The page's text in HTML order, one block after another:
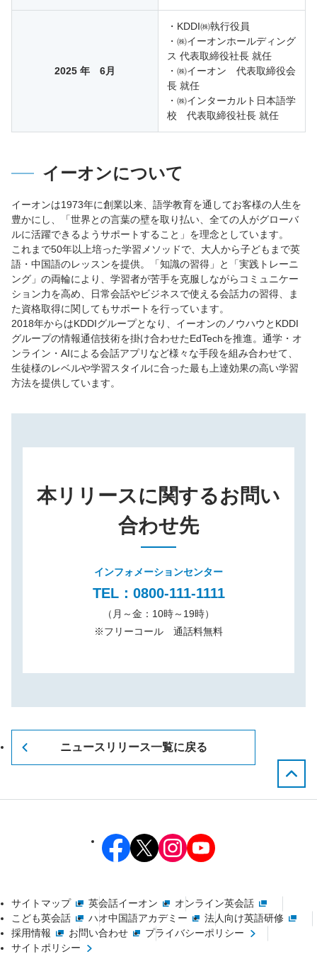
2025 年 6月
・KDDI㈱執行役員
・㈱イーオンホールディング
ス 代表取締役社長 就任
・㈱イーオン 代表取締役会
長 就任
・㈱インターカルト日本語学
校 代表取締役社長 就任
イーオンについて
イーオンは1973年に創業以来、語学教育を通してお客様の人生を
豊かにし、「世界との言葉の壁を取り払い、全ての人がグローバ
ルに活躍できるようサポートすること」を理念としています。
これまで50年以上培った学習メソッドで、大人から子どもまで英
語・中国語のレッスンを提供。「知識の習得」と「実践トレーニ
ング」の両輪により、学習者が苦手を克服しながらコミュニケー
ション力を高め、日常会話やビジネスで使える会話力の習得、ま
た資格取得に関してもサポートを行っています。
2018年からはKDDIグループとなり、イーオンのノウハウとKDDI
グループの情報通信技術を掛け合わせたEdTechを推進。通学・オ
ンライン・AIによる会話アプリなど様々な手段を組み合わせて、
生徒様のレベルや学習スタイルに合った最も上達効果の高い学習
方法を提供しています。
本リリースに関するお問い
合わせ先
インフォメーションセンター
TEL：0800-111-1111
（月～金：10時～19時）
※フリーコール 通話料無料
ニュースリリース一覧に戻る
サイトマップ 英会話イーオン
オンライン英会話
こども英会話
ハオ中国語アカデミー
法人向け英語研修
採用情報
お問い合わせ
プライバシーポリシー
サイトポリシー